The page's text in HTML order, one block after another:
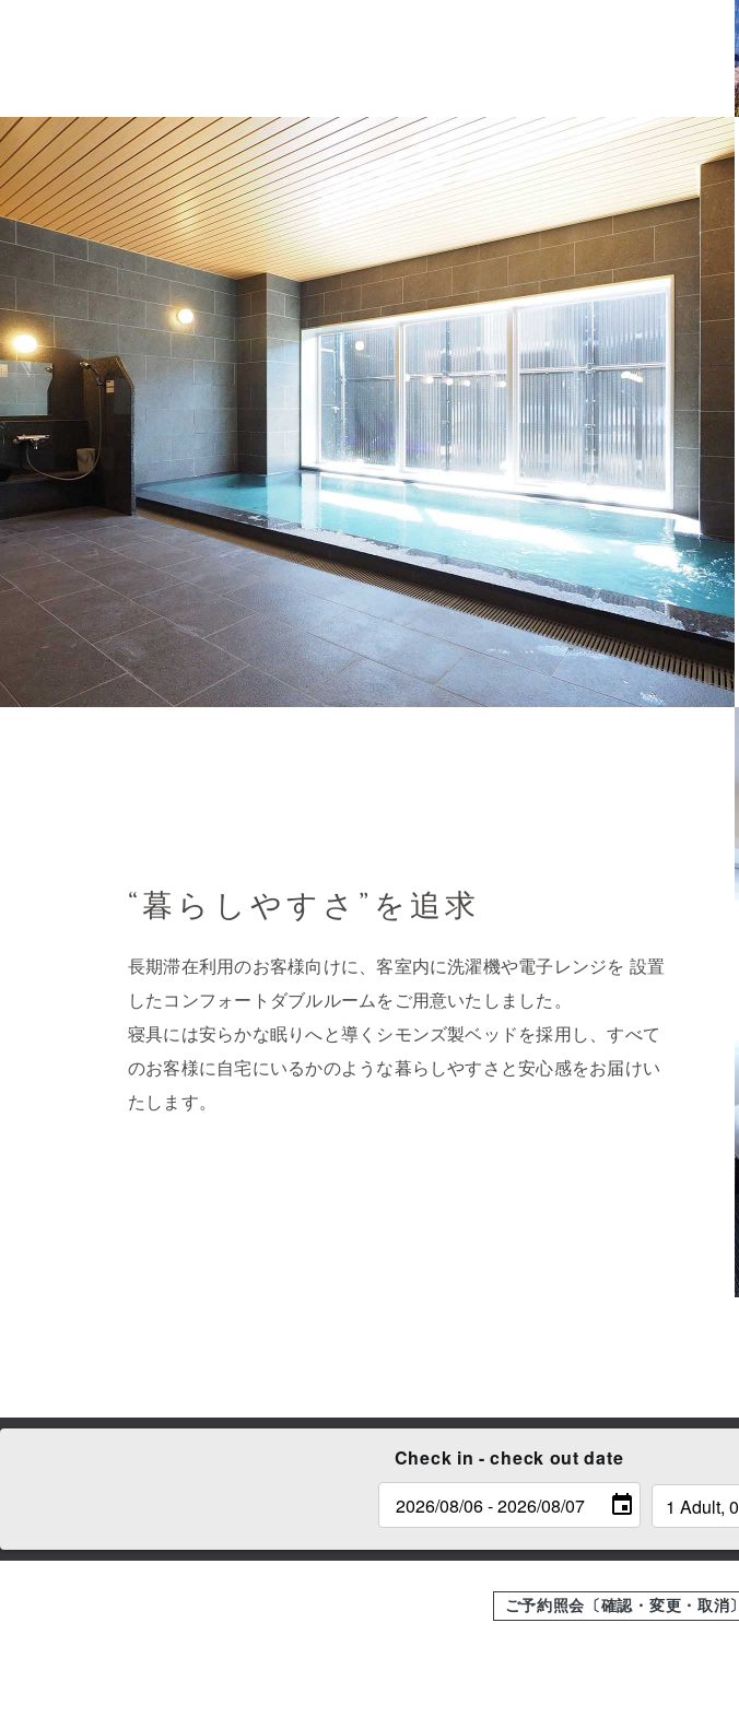
“暮らしやすさ”を追求
長期滞在利用のお客様向けに、客室内に洗濯機や電子レンジを 設置
したコンフォートダブルルームをご用意いたしました。
寝具には安らかな眠りへと導くシモンズ製ベッドを採用し、すべて
のお客様に自宅にいるかのような暮らしやすさと安心感をお届けい
たします。
Check in - check out date
ご予約照会〔確認・変更・取消〕